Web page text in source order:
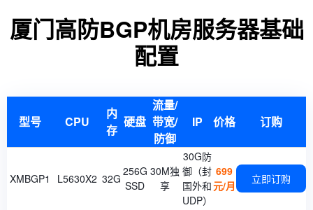
厦门高防BGP机房服务器基础
配置
型号 CPU
内
存
硬盘
流量/
带宽/
防御
IP 价格 订购
XMBGP1 L5630X2 32G
256G
SSD
30M独
享
30G防
御（封
国外和
UDP）
699
元/月
立即订购